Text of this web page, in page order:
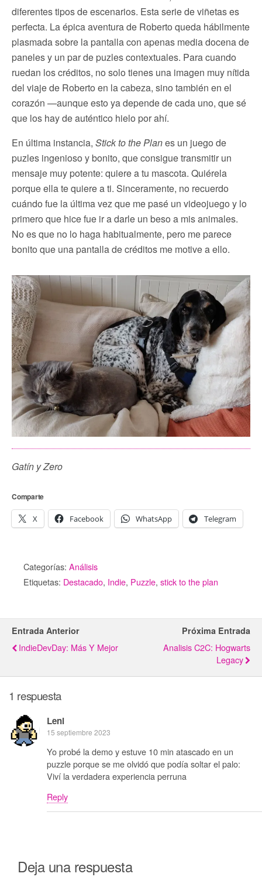
diferentes tipos de escenarios. Esta serie de viñetas es
perfecta. La épica aventura de Roberto queda hábilmente
plasmada sobre la pantalla con apenas media docena de
paneles y un par de puzles contextuales. Para cuando
ruedan los créditos, no solo tienes una imagen muy nítida
del viaje de Roberto en la cabeza, sino también en el
corazón —aunque esto ya depende de cada uno, que sé
que los hay de auténtico hielo por ahí.
En última instancia, Stick to the Planes un juego de
puzles ingenioso y bonito, que consigue transmitir un
mensaje muy potente: quiere a tu mascota. Quiérela
porque ella te quiere a ti. Sinceramente, no recuerdo
cuándo fue la última vez que me pasé un videojuego y lo
primero que hice fue ir a darle un beso a mis animales.
No es que no lo haga habitualmente, pero me parece
bonito que una pantalla de créditos me motive a ello.
Gatín y Zero
Comparte
X Facebook WhatsApp Telegram
Categorías: Análisis
Etiquetas: Destacado, Indie, Puzzle, stick to the plan
Entrada Anterior
IndieDevDay: Más Y Mejor
Próxima Entrada
Analisis C2C: Hogwarts
Legacy
1 respuesta
Leni
15 septiembre 2023
Yo probé la demo y estuve 10 min atascado en un
puzzle porque se me olvidó que podía soltar el palo:
Viví la verdadera experiencia perruna
Reply
Deja una respuesta